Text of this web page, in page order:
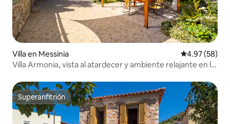
Villa en Messinia Calificación
4.97 (58)
Villa Armonia, vista al atardecer y ambiente relajante en la
Superanfitrión
Superanfitrión